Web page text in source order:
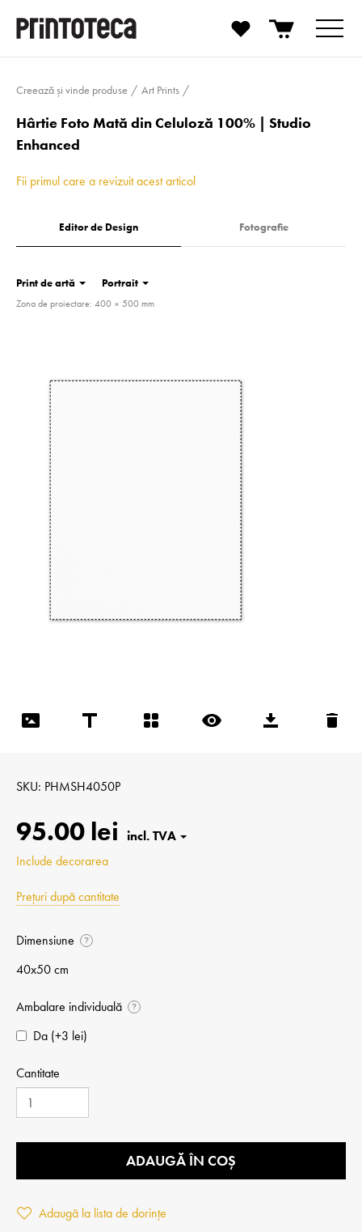
Creează și vinde produse Art Prints
Hârtie Foto Mată din Celuloză 100% | Studio
Enhanced
Fii primul care a revizuit acest articol
Editor de Design Fotografie
Print de artă Portrait
Zona de proiectare: 400 × 500 mm
SKU PHMSH4050P
95.00 lei
Include decorarea
Prețuri după cantitate
Dimensiune ?
40x50 cm
Ambalare individuală ?
Da (+⁠3 lei)
Cantitate
ADAUGĂ ÎN COȘ
Adaugă la lista de dorințe